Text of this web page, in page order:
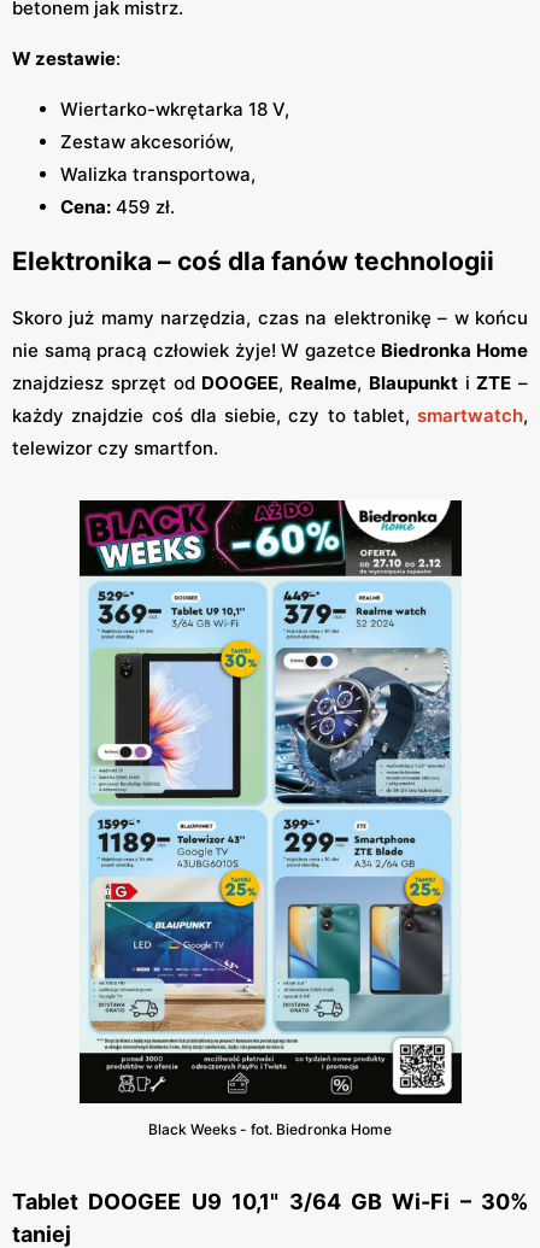
betonem jak mistrz.
W zestawie:
Wiertarko-wkrętarka 18 V,
Zestaw akcesoriów,
Walizka transportowa,
Cena: 459 zł.
Elektronika – coś dla fanów technologii
Skoro już mamy narzędzia, czas na elektronikę – w końcu
nie samą pracą człowiek żyje! W gazetce Biedronka Home
znajdziesz sprzęt od DOOGEE, Realme, BlaupunktiZTE –
każdy znajdzie coś dla siebie, czy to tablet, smartwatch,
telewizor czy smartfon.
Black Weeks - fot. Biedronka Home
Tablet DOOGEE U9 10,1" 3/64 GB Wi-Fi – 30%
taniej